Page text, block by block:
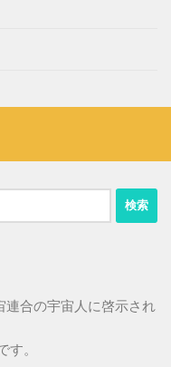
連合の宇宙人に啓示され
。